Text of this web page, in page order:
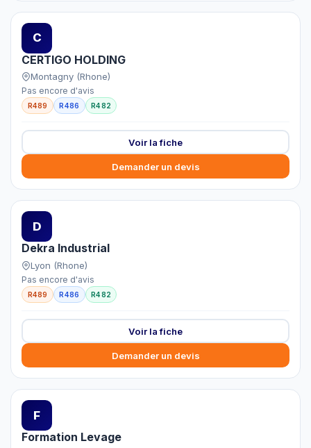
C
CERTIGO HOLDING
Montagny (Rhone)
Pas encore d'avis
R489 R486 R482
Voir la fiche
Demander un devis
D
Dekra Industrial
Lyon (Rhone)
Pas encore d'avis
R489 R486 R482
Voir la fiche
Demander un devis
F
Formation Levage